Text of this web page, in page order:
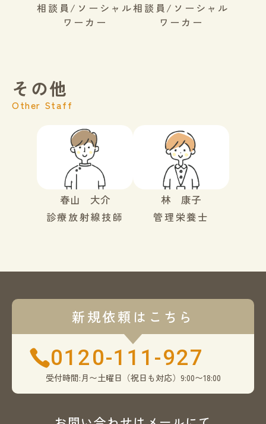
相談員/ソーシャル
ワーカー
相談員/ソーシャル
ワーカー
その他
Other Staff
春山 大介
診療放射線技師
林 康子
管理栄養士
新規依頼はこちら
0120-111-927
受付時間:月〜土曜日（祝日も対応）9:00〜18:00